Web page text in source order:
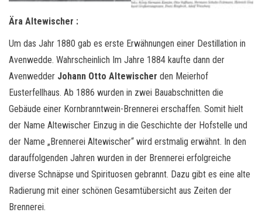
Ära Altewischer :
Um das Jahr 1880 gab es erste Erwähnungen einer Destillation in
Avenwedde. Wahrscheinlich Im Jahre 1884 kaufte dann der
Avenwedder Johann Otto Altewischer den Meierhof
Eusterfellhaus. Ab 1886 wurden in zwei Bauabschnitten die
Gebäude einer Kornbranntwein-Brennerei erschaffen. Somit hielt
der Name Altewischer Einzug in die Geschichte der Hofstelle und
der Name „Brennerei Altewischer“ wird erstmalig erwähnt. In den
darauffolgenden Jahren wurden in der Brennerei erfolgreiche
diverse Schnäpse und Spirituosen gebrannt. Dazu gibt es eine alte
Radierung mit einer schönen Gesamtübersicht aus Zeiten der
Brennerei.